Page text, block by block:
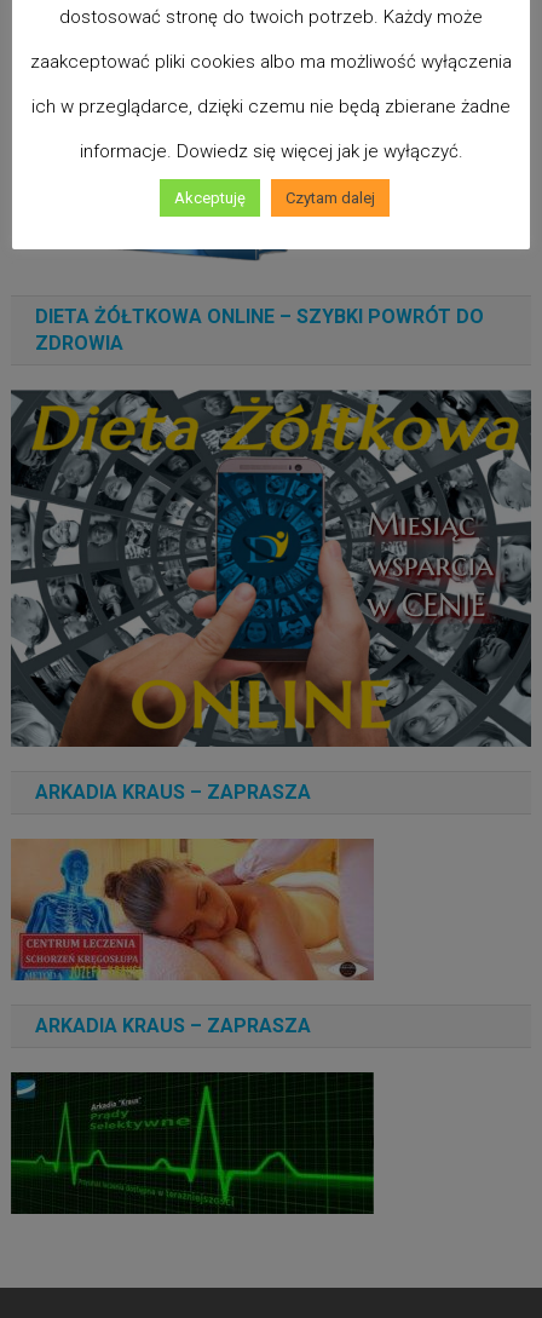
DIETA ŻÓŁTKOWA ONLINE – SZYBKI POWRÓT DO
ZDROWIA
ARKADIA KRAUS – ZAPRASZA
ARKADIA KRAUS – ZAPRASZA
dostosować stronę do twoich potrzeb. Każdy może
zaakceptować pliki cookies albo ma możliwość wyłączenia
ich w przeglądarce, dzięki czemu nie będą zbierane żadne
informacje. Dowiedz się więcej jak je wyłączyć.
Akceptuję Czytam dalej